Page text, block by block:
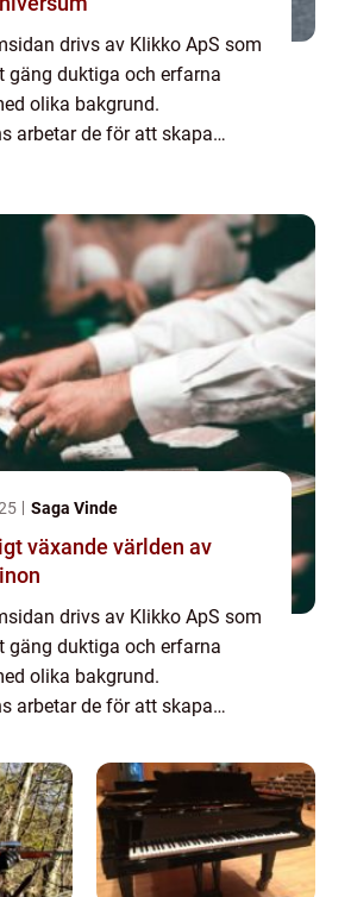
drivs av Klikko ApS som
gäng duktiga och erfarna
olika bakgrund.
arbetar de för att skapa
Saga Vinde
växande världen av
drivs av Klikko ApS som
gäng duktiga och erfarna
olika bakgrund.
arbetar de för att skapa
är att läsa och genomgå en
...